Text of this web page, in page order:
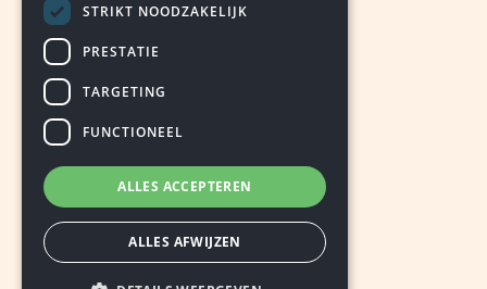
STRIKT NOODZAKELIJK
PRESTATIE
TARGETING
FUNCTIONEEL
ALLES ACCEPTEREN
ALLES AFWIJZEN